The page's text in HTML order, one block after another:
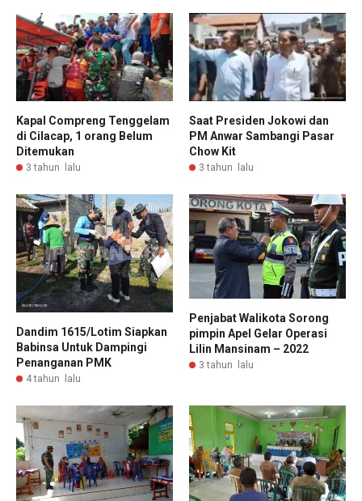
Kapal Compreng Tenggelam
di Cilacap, 1 orang Belum
Ditemukan
3 tahun lalu
Saat Presiden Jokowi dan
PM Anwar Sambangi Pasar
Chow Kit
3 tahun lalu
Dandim 1615/Lotim Siapkan
Babinsa Untuk Dampingi
Penanganan PMK
4 tahun lalu
Penjabat Walikota Sorong
pimpin Apel Gelar Operasi
Lilin Mansinam – 2022
3 tahun lalu